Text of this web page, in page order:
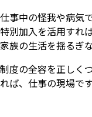
仕事中の怪我や病気
特別加入を活用すれ
家族の生活を揺るぎ
制度の全容を正しく
れば、仕事の現場で